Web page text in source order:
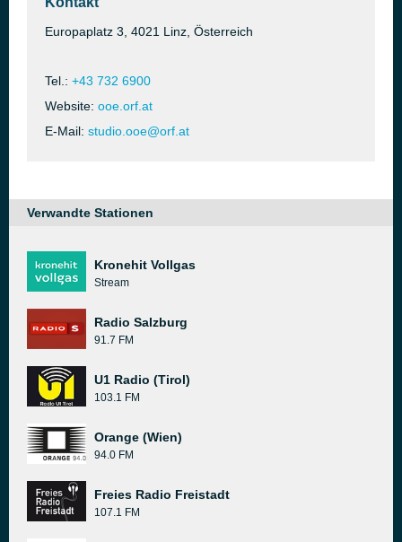
Europaplatz 3, 4021 Linz, Österreich
Tel.: +43 732 6900
Website: ooe.orf.at
E-Mail: studio.ooe@orf.at
Verwandte Stationen
Kronehit Vollgas
Stream
Radio Salzburg
91.7 FM
U1 Radio (Tirol)
103.1 FM
Orange (Wien)
94.0 FM
Freies Radio Freistadt
107.1 FM